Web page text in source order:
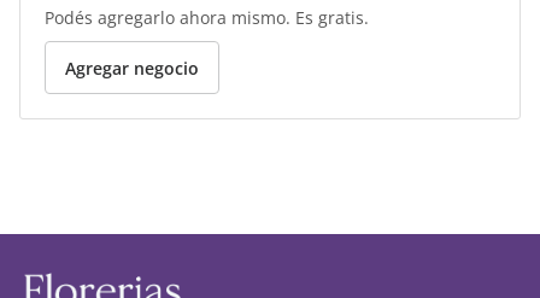
Podés agregarlo ahora mismo. Es gratis.
Agregar negocio